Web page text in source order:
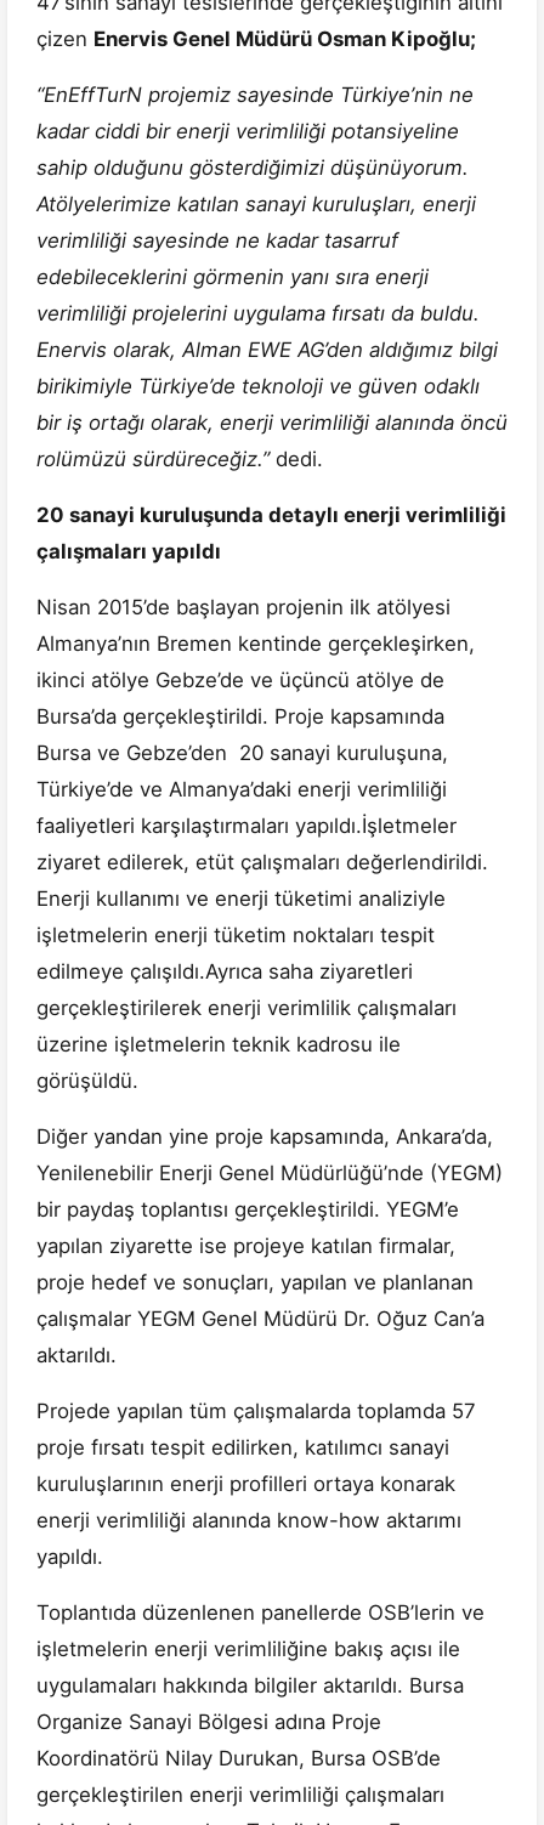
çizen Enervis Genel Müdürü Osman Kipoğlu;
“EnEffTurN projemiz sayesinde Türkiye’nin ne
kadar ciddi bir enerji verimliliği potansiyeline
sahip olduğunu gösterdiğimizi düşünüyorum.
Atölyelerimize katılan sanayi kuruluşları, enerji
verimliliği sayesinde ne kadar tasarruf
edebileceklerini görmenin yanı sıra enerji
verimliliği projelerini uygulama fırsatı da buldu.
Enervis olarak, Alman EWE AG’den aldığımız bilgi
birikimiyle Türkiye’de teknoloji ve güven odaklı
bir iş ortağı olarak, enerji verimliliği alanında öncü
rolümüzü sürdüreceğiz.” dedi.
20 sanayi kuruluşunda detaylı enerji verimliliği
çalışmaları yapıldı
Nisan 2015’de başlayan projenin ilk atölyesi
Almanya’nın Bremen kentinde gerçekleşirken,
ikinci atölye Gebze’de ve üçüncü atölye de
Bursa’da gerçekleştirildi. Proje kapsamında
Bursa ve Gebze’den 20 sanayi kuruluşuna,
Türkiye’de ve Almanya’daki enerji verimliliği
faaliyetleri karşılaştırmaları yapıldı.İşletmeler
ziyaret edilerek, etüt çalışmaları değerlendirildi.
Enerji kullanımı ve enerji tüketimi analiziyle
işletmelerin enerji tüketim noktaları tespit
edilmeye çalışıldı.Ayrıca saha ziyaretleri
gerçekleştirilerek enerji verimlilik çalışmaları
üzerine işletmelerin teknik kadrosu ile
görüşüldü.
Diğer yandan yine proje kapsamında, Ankara’da,
Yenilenebilir Enerji Genel Müdürlüğü’nde (YEGM)
bir paydaş toplantısı gerçekleştirildi. YEGM’e
yapılan ziyarette ise projeye katılan firmalar,
proje hedef ve sonuçları, yapılan ve planlanan
çalışmalar YEGM Genel Müdürü Dr. Oğuz Can’a
aktarıldı.
Projede yapılan tüm çalışmalarda toplamda 57
proje fırsatı tespit edilirken, katılımcı sanayi
kuruluşlarının enerji profilleri ortaya konarak
enerji verimliliği alanında know-how aktarımı
yapıldı.
Toplantıda düzenlenen panellerde OSB’lerin ve
işletmelerin enerji verimliliğine bakış açısı ile
uygulamaları hakkında bilgiler aktarıldı. Bursa
Organize Sanayi Bölgesi adına Proje
Koordinatörü Nilay Durukan, Bursa OSB’de
gerçekleştirilen enerji verimliliği çalışmaları